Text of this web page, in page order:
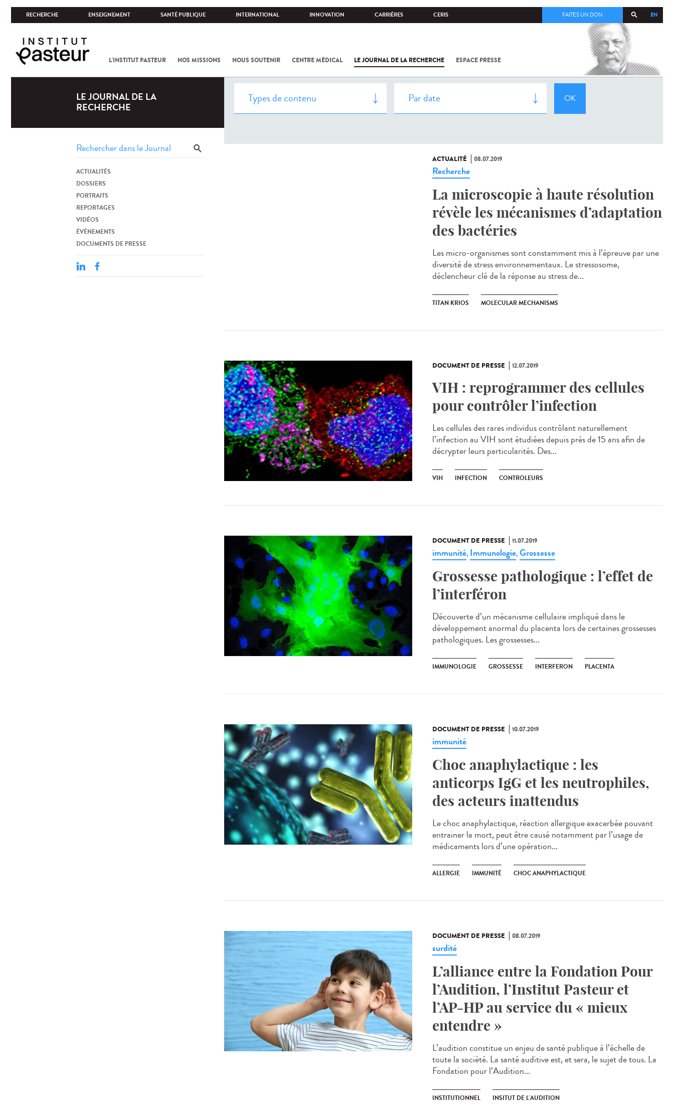
RECHERCHE ENSEIGNEMENT SANTÉ PUBLIQUE INTERNATIONAL INNOVATION CARRIÈRES CERIS EN
FAITES UN DON
L'INSTITUT PASTEUR NOS MISSIONS NOUS SOUTENIR CENTRE MÉDICAL LE JOURNAL DE LA RECHERCHE ESPACE PRESSE
COV-2 /
L'INSTITUT
PASTEUR
LE JOURNAL DE LA
RECHERCHE
ACTUALITÉS
DOSSIERS
PORTRAITS
REPORTAGES
VIDÉOS
ÉVÉNEMENTS
DOCUMENTS DE PRESSE
ACTUALITÉ 08.07.2019
Recherche
La microscopie à haute résolution
révèle les mécanismes d’adaptation
des bactéries
Les micro-organismes sont constamment mis à l’épreuve par une
diversité de stress environnementaux. Le stressosome,
déclencheur clé de la réponse au stress de...
TITAN KRIOS MOLECULAR MECHANISMS
DOCUMENT DE PRESSE 12.07.2019
VIH : reprogrammer des cellules
pour contrôler l’infection
Les cellules des rares individus contrôlant naturellement
l’infection au VIH sont étudiées depuis près de 15 ans afin de
décrypter leurs particularités. Des...
VIH INFECTION CONTROLEURS
DOCUMENT DE PRESSE 11.07.2019
immunité, Immunologie,Grossesse
Grossesse pathologique : l’effet de
l’interféron
Découverte d’un mécanisme cellulaire impliqué dans le
développement anormal du placenta lors de certaines grossesses
pathologiques. Les grossesses...
IMMUNOLOGIE GROSSESSE INTERFERON PLACENTA
DOCUMENT DE PRESSE 10.07.2019
immunité
Choc anaphylactique : les
anticorps IgG et les neutrophiles,
des acteurs inattendus
Le choc anaphylactique, réaction allergique exacerbée pouvant
entrainer la mort, peut être causé notamment par l’usage de
médicaments lors d’une opération...
ALLERGIE IMMUNITÉ CHOC ANAPHYLACTIQUE
DOCUMENT DE PRESSE 08.07.2019
surdité
L’alliance entre la Fondation Pour
l’Audition, l’Institut Pasteur et
l’AP-HP au service du « mieux
entendre »
L’audition constitue un enjeu de santé publique à l’échelle de
toute la société. La santé auditive est, et sera, le sujet de tous. La
Fondation pour l’Audition...
INSTITUTIONNEL INSITUT DE L'AUDITION